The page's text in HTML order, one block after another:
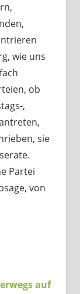
wie uns
ob
,
sie
Partei
von
auf